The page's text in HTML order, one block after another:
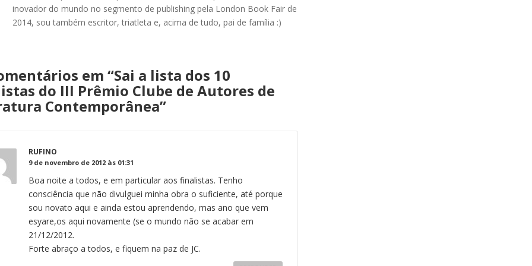
inovador do mundo no segmento de publishing pela London Book Fair de
2014, sou também escritor, triatleta e, acima de tudo, pai de família :)
em “Sai a lista dos 10
do III Prêmio Clube de Autores de
Contemporânea”
RUFINO
9 de novembro de 2012 às 01:31
Boa noite a todos, e em particular aos finalistas. Tenho
consciência que não divulguei minha obra o suficiente, até porque
sou novato aqui e ainda estou aprendendo, mas ano que vem
esyare,os aqui novamente (se o mundo não se acabar em
21/12/2012.
Forte abraço a todos, e fiquem na paz de JC.